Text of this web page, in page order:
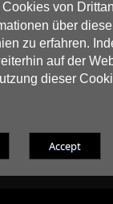
von
über
zu erfahren.
auf der
dieser